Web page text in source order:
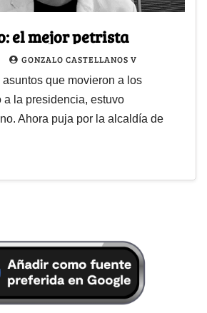
el mejor petrista
GONZALO CASTELLANOS V
que movieron a los
a la presidencia, estuvo
Ahora puja por la alcaldía de